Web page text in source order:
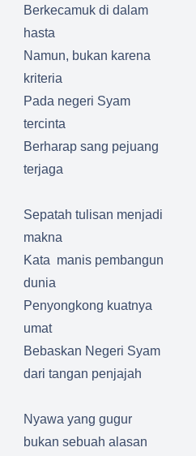
Berkecamuk di dalam
hasta
Namun, bukan karena
kriteria
Pada negeri Syam
tercinta
Berharap sang pejuang
terjaga
Sepatah tulisan menjadi
makna
Kata manis pembangun
dunia
Penyongkong kuatnya
umat
Bebaskan Negeri Syam
dari tangan penjajah
Nyawa yang gugur
bukan sebuah alasan